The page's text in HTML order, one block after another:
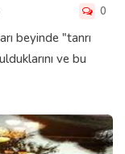
0
beyinde "tanrı
ve bu